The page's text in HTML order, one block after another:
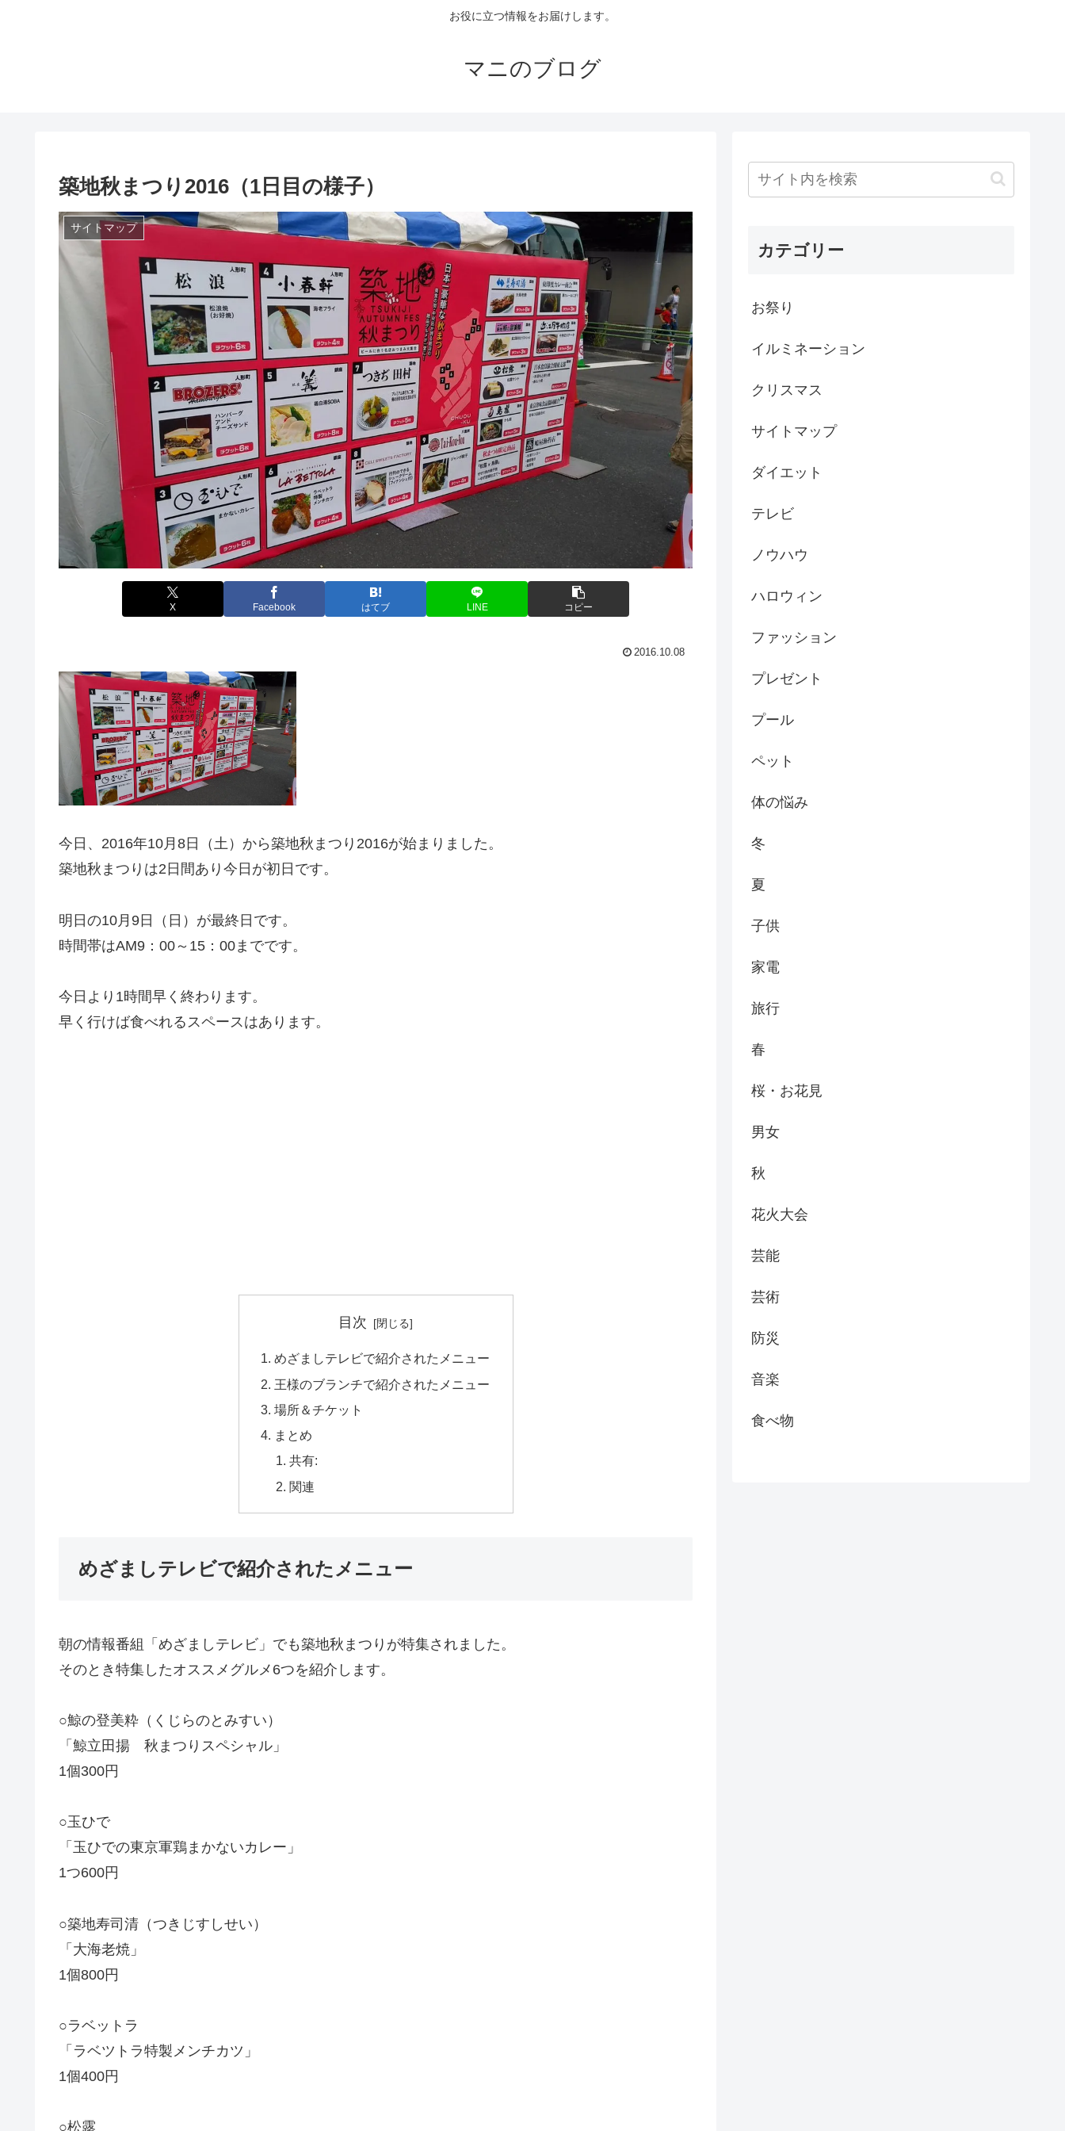
お役に立つ情報をお届けします。
マニのブログ
築地秋まつり2016（1日目の様子）
サイトマップ
X Facebook はてブ LINE コピー
2016.10.08
今日、2016年10月8日（土）から築地秋まつり2016が始まりました。
築地秋まつりは2日間あり今日が初日です。
明日の10月9日（日）が最終日です。
時間帯はAM9：00～15：00までです。
今日より1時間早く終わります。
早く行けば食べれるスペースはあります。
目次
めざましテレビで紹介されたメニュー
王様のブランチで紹介されたメニュー
場所＆チケット
まとめ
共有:
関連
めざましテレビで紹介されたメニュー
朝の情報番組「めざましテレビ」でも築地秋まつりが特集されました。
そのとき特集したオススメグルメ6つを紹介します。
○鯨の登美粋（くじらのとみすい）
「鯨立田揚 秋まつりスペシャル」
1個300円
○玉ひで
「玉ひでの東京軍鶏まかないカレー」
1つ600円
○築地寿司清（つきじすしせい）
「大海老焼」
1個800円
○ラベットラ
「ラベツトラ特製メンチカツ」
1個400円
○松露
カテゴリー
お祭り
イルミネーション
クリスマス
サイトマップ
ダイエット
テレビ
ノウハウ
ハロウィン
ファッション
プレゼント
プール
ペット
体の悩み
冬
夏
子供
家電
旅行
春
桜・お花見
男女
秋
花火大会
芸能
芸術
防災
音楽
食べ物